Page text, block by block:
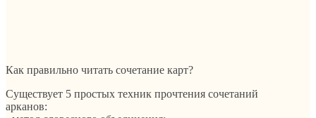
Как правильно читать сочетание карт?
Существует 5 простых техник прочтения сочетаний
арканов: